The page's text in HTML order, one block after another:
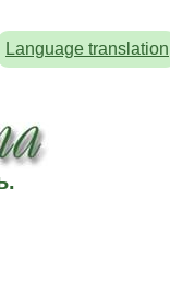
Language translation